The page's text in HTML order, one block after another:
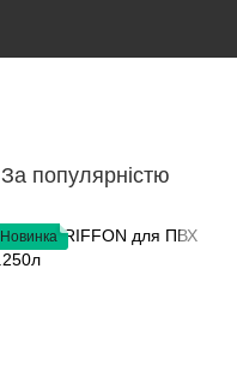
За популярністю
Новинка